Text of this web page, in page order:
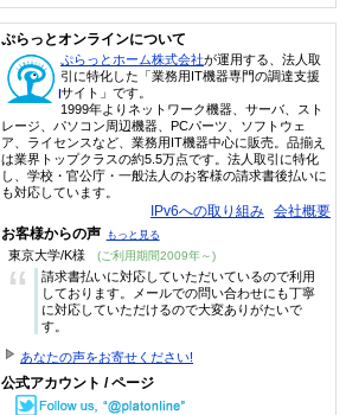
ぷらっとオンラインについて
ぷらっとホーム株式会社が運用する、法人取
引に特化した「業務用IT機器専門の調達支援
サイト」です。
1999年よりネットワーク機器、サーバ、スト
レージ、パソコン周辺機器、PCパーツ、ソフトウェ
ア、ライセンスなど、業務用IT機器中心に販売。品揃え
は業界トップクラスの約5.5万点です。法人取引に特化
し、学校・官公庁・一般法人のお客様の請求書後払いに
も対応しています。
IPv6への取り組み 会社概要
お客様からの声 もっと見る
東京大学/K様 (ご利用期間2009年～)
“
請求書払いに対応していただいているので利用
しております。メールでの問い合わせにも丁寧
に対応していただけるので大変ありがたいで
す。
あなたの声をお寄せください!
公式アカウント / ページ